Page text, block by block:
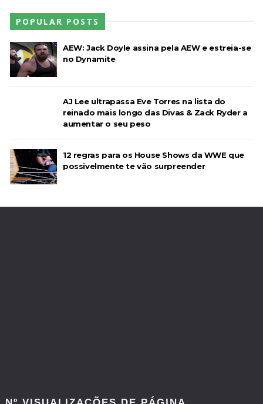
POPULAR POSTS
AEW: Jack Doyle assina pela AEW e estreia-se
no Dynamite
AJ Lee ultrapassa Eve Torres na lista do
reinado mais longo das Divas & Zack Ryder a
aumentar o seu peso
12 regras para os House Shows da WWE que
possivelmente te vão surpreender